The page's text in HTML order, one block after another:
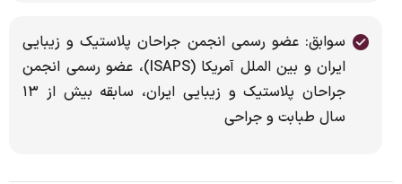
سوابق: عضو رسمی انجمن جراحان پلاستیک و زیبایی
ایران و بین الملل آمریکا (ISAPS)، عضو رسمی انجمن
جراحان پلاستیک و زیبایی ایران، سابقه بیش از ۱۳
سال طبابت و جراحی